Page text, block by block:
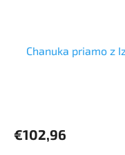
Chanuka priamo z
€102,96